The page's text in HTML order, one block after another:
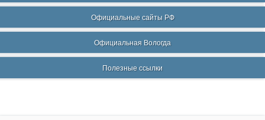
Официальные сайты РФ
Официальная Вологда
Полезные ссылки